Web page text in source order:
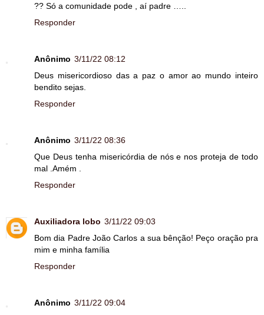
?? Só a comunidade pode , aí padre …..
Responder
Anônimo 3/11/22 08:12
Deus misericordioso das a paz o amor ao mundo inteiro
bendito sejas.
Responder
Anônimo 3/11/22 08:36
Que Deus tenha misericórdia de nós e nos proteja de todo
mal .Amém .
Responder
Auxiliadora lobo 3/11/22 09:03
Bom dia Padre João Carlos a sua bênção! Peço oração pra
mim e minha família
Responder
Anônimo 3/11/22 09:04